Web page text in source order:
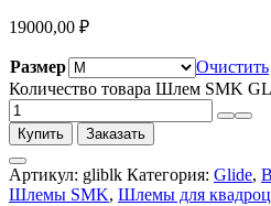
19000,00 ₽
Размер
Очистить
Количество товара Шлем SMK
Купить Заказать
Артикул: gliblk Категория: Glide,
Шлемы SMK, Шлемы для